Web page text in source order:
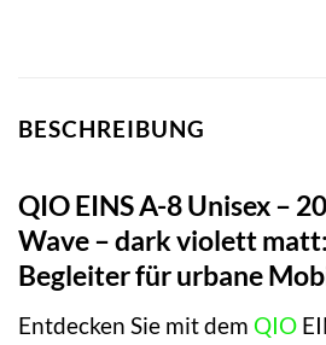
BESCHREIBUNG
QIO EINS A-8 Unisex –
Wave – dark violett
Begleiter für urbane
Entdecken Sie mit dem QIO